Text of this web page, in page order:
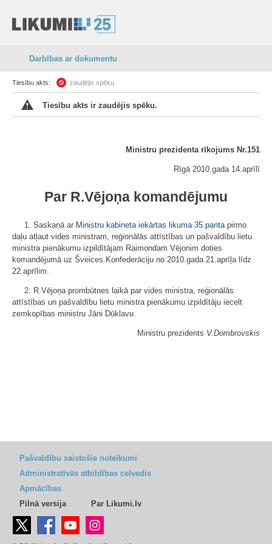
Darbības ar dokumentu
Tiesību akts: zaudējis spēku
Tiesību akts ir zaudējis spēku.
Ministru prezidenta rīkojums Nr.151
Rīgā 2010.gada 14.aprīlī
Par R.Vējoņa komandējumu
1. Saskaņā ar Ministru kabineta iekārtas likuma 35.pantapirmo
daļu atļaut vides ministram, reģionālās attīstības un pašvaldību lietu
ministra pienākumu izpildītājam Raimondam Vējonim doties
komandējumā uz Šveices Konfederāciju no 2010.gada 21.aprīļa līdz
22.aprīlim.
2. R.Vējoņa prombūtnes laikā par vides ministra, reģionālās
attīstības un pašvaldību lietu ministra pienākumu izpildītāju iecelt
zemkopības ministru Jāni Dūklavu.
Ministru prezidents V.Dombrovskis
Pašvaldību saistošie noteikumi
Administratīvās atbildības ceļvedis
Apmācības
Pilnā versija
Par Likumi.lv